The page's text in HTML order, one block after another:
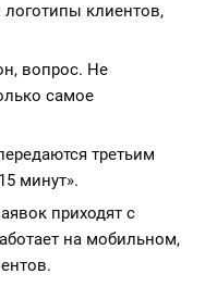
логотипы клиентов,
вопрос. Не
самое
третьим
минут».
приходят с
на мобильном,